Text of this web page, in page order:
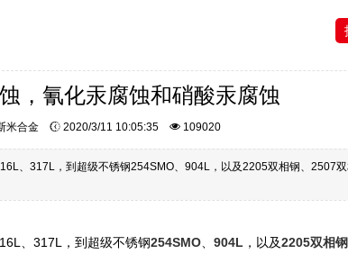
，氰化汞腐蚀和硝酸汞腐蚀
米合金 2020/3/11 10:05:35 109020
、317L，到超级不锈钢254SMO、904L，以及2205双相钢、2507双
、317L，到超级不锈钢254SMO 、904L ，以及2205双相钢